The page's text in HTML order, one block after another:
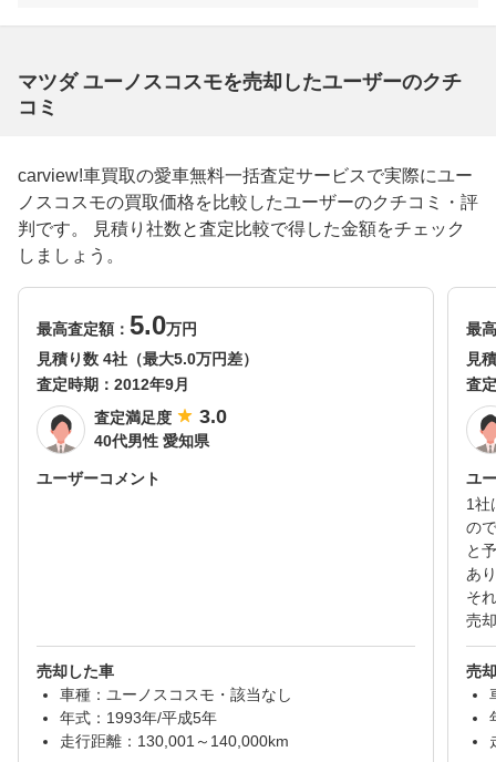
マツダ ユーノスコスモを売却したユーザーのクチ
コミ
carview!車買取の愛車無料一括査定サービスで実際にユー
ノスコスモの買取価格を比較したユーザーのクチコミ・評
判です。 見積り社数と査定比較で得した金額をチェック
しましょう。
最高査定額： 5.0万円
見積り数 4社（最大5.0万円差）
査定時期： 2012年9月
査定満足度
3.0
40代男性 愛知県
ユーザーコメント
売却した車
車種：ユーノスコスモ・該当なし
年式：1993年/平成5年
走行距離：130,001～140,000km
最
見
査
ユ
1社
の
と
あ
そ
売
売